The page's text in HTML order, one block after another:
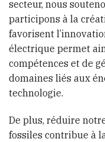
secteur, nous
participons à la
favorisent
électrique permet
compétences et de
domaines liés aux
technologie.
De plus, réduire
fossiles contribue à